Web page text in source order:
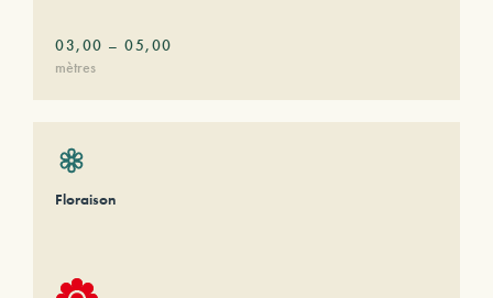
03,00 – 05,00
mètres
Floraison